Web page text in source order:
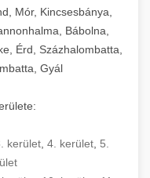
Mór, Kincsesbánya,
Bábolna,
Érd, Százhalombatta,
Gyál
kerület 4. kerület 5.